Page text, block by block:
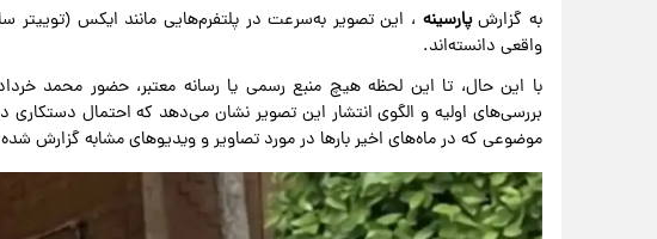
به گزارشپارسینه ، این تصویر به‌سرعت در پلتفرم‌هایی مانند ایکس
واقعی دانسته‌اند.
با این حال، تا این لحظه هیچ منبع رسمی یا رسانه معتبر، حضور محمد
بررسی‌های اولیه و الگوی انتشار این تصویر نشان می‌دهد که احتمال دستکاری
موضوعی که در ماه‌های اخیر بارها در مورد تصاویر و ویدیوهای مشابه گزارش